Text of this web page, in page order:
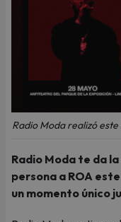
Radio Moda realizó
Radio Moda te da
persona a ROA
un momento único